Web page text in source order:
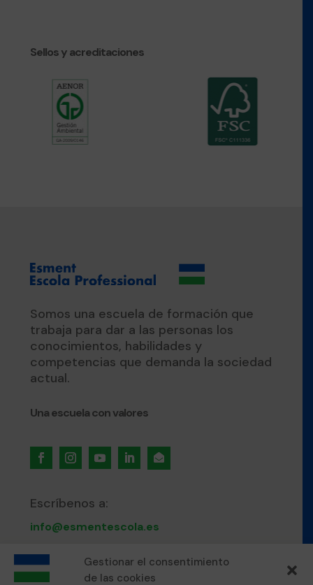
Gestionar el consentimiento
de las cookies
Sellos y acreditaciones
Somos una escuela de formación que
trabaja para dar a las personas los
conocimientos, habilidades y
competencias que demanda la sociedad
actual.
Una escuela con valores

Escríbenos a:
info@esmentescola.es
Llámanos al: